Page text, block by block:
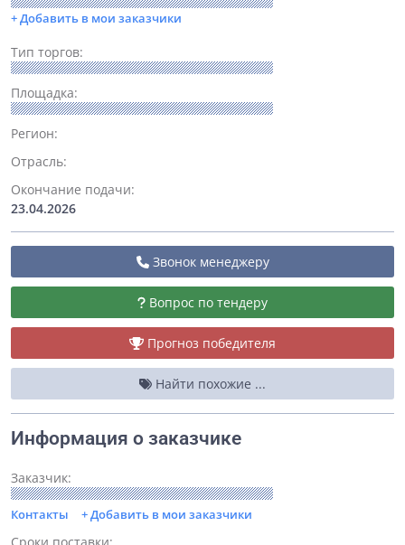
+ Добавить в мои заказчики
Тип торгов:
Площадка:
Регион:
Отрасль:
Окончание подачи:
23.04.2026
Звонок менеджеру
Вопрос по тендеру
Прогноз победителя
Найти похожие ...
Информация о заказчике
Заказчик:
Контакты + Добавить в мои заказчики